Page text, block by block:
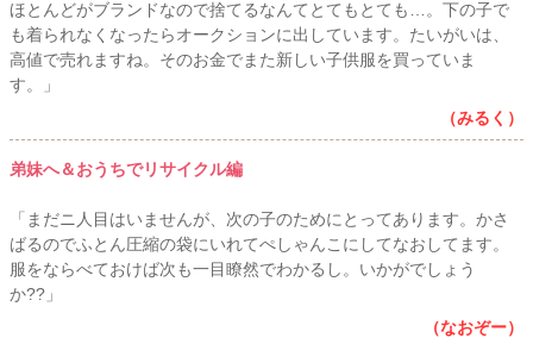
ほとんどがブランドなので捨てるなんてとてもとても…。下の子で
も着られなくなったらオークションに出しています。たいがいは、
高値で売れますね。そのお金でまた新しい子供服を買っていま
す。」
（みるく）
弟妹へ＆おうちでリサイクル編
「まだニ人目はいませんが、次の子のためにとってあります。かさ
ばるのでふとん圧縮の袋にいれてぺしゃんこにしてなおしてます。
服をならべておけば次も一目瞭然でわかるし。いかがでしょう
か??」
（なおぞー）